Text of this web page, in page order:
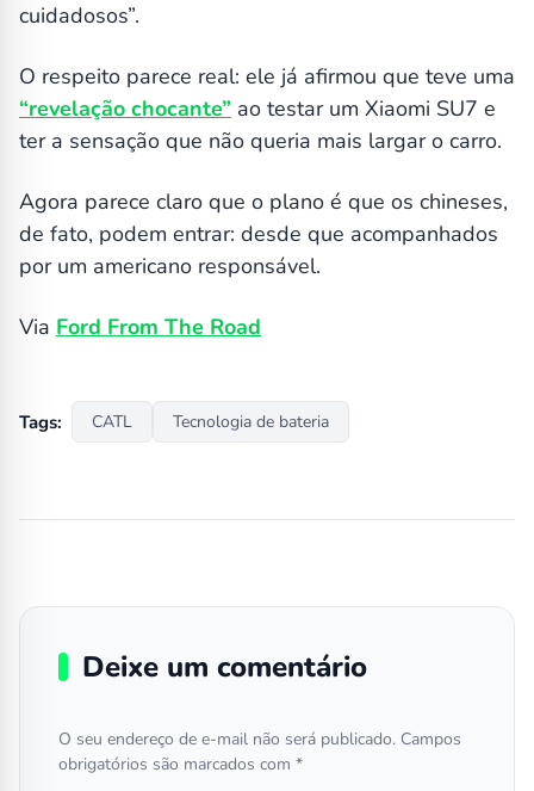
cuidadosos”.
O respeito parece real: ele já afirmou que teve uma
“revelação chocante” ao testar um Xiaomi SU7 e
ter a sensação que não queria mais largar o carro.
Agora parece claro que o plano é que os chineses,
de fato, podem entrar: desde que acompanhados
por um americano responsável.
Via Ford From The Road
Tags: CATL Tecnologia de bateria
Deixe um comentário
O seu endereço de e-mail não será publicado. Campos
obrigatórios são marcados com *